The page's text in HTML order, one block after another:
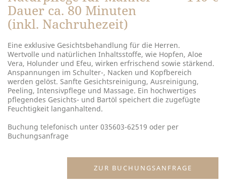
Dauer ca. 80 Minuten
(inkl. Nachruhezeit)
Eine exklusive Gesichtsbehandlung für die Herren.
Wertvolle und natürlichen Inhaltsstoffe, wie Hopfen, Aloe
Vera, Holunder und Efeu, wirken erfrischend sowie stärkend.
Anspannungen im Schulter-, Nacken und Kopfbereich
werden gelöst. Sanfte Gesichtsreinigung, Ausreinigung,
Peeling, Intensivpflege und Massage. Ein hochwertiges
pflegendes Gesichts- und Bartöl speichert die zugefügte
Feuchtigkeit langanhaltend.
Buchung telefonisch unter 035603-62519 oder per
Buchungsanfrage
ZUR BUCHUNGSANFRAGE